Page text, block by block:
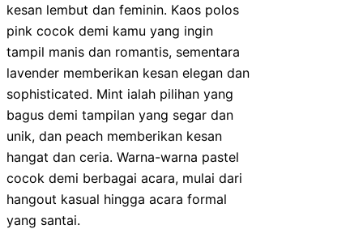
kesan lembut dan feminin. Kaos polos
pink cocok demi kamu yang ingin
tampil manis dan romantis, sementara
lavender memberikan kesan elegan dan
sophisticated. Mint ialah pilihan yang
bagus demi tampilan yang segar dan
unik, dan peach memberikan kesan
hangat dan ceria. Warna-warna pastel
cocok demi berbagai acara, mulai dari
hangout kasual hingga acara formal
yang santai.